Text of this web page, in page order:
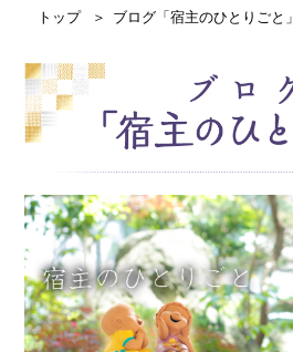
トップ ブログ「宿主のひとりごと」